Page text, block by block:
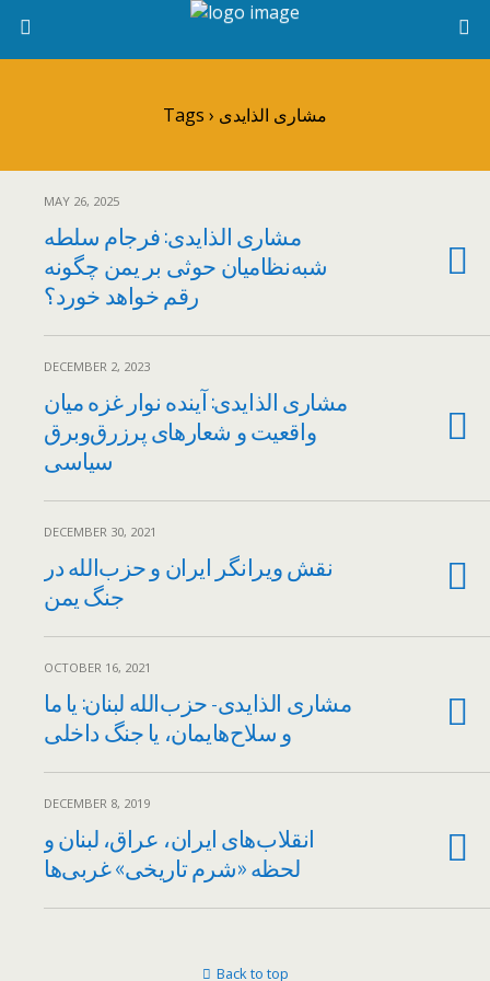
Tags › مشاری الذایدی
MAY 26, 2025
مشاری الذایدی: فرجام سلطه
شبه‌نظامیان حوثی بر یمن‌ چگونه
رقم خواهد خورد؟
DECEMBER 2, 2023
مشاری الذایدی: آینده نوار غزه میان
واقعیت و شعارهای پرزرق‌وبرق
سیاسی
DECEMBER 30, 2021
نقش ویرانگر ایران و حزب‌الله در
جنگ یمن
OCTOBER 16, 2021
مشاری الذایدی- حزب‌الله لبنان: یا ما
و سلاح‌هایمان، یا جنگ داخلی
DECEMBER 8, 2019
انقلاب‌هاى‌ ایران، عراق، لبنان و
لحظه «شرم تاریخى» غربى‌ها
Back to top